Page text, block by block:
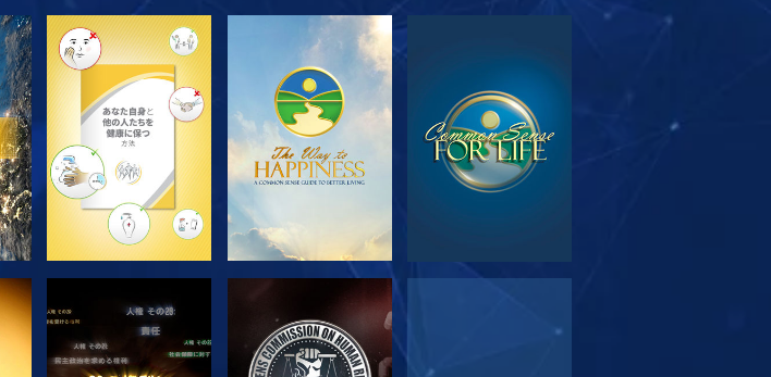
シリーズを探求 シリーズを探求
観る 観る